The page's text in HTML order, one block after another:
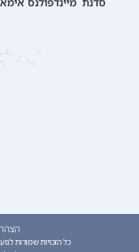
כל הזכויות שמורות